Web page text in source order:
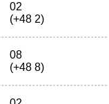
02
(+48 2)
08
(+48 8)